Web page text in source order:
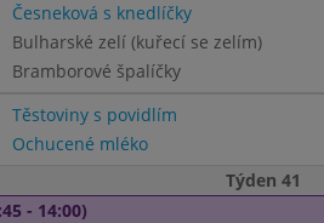
Česneková s knedlíčky
Bulharské zelí (kuřecí se zelím)
Bramborové špalíčky
Těstoviny s povidlím
Ochucené mléko
Týden 41
- 14:00)